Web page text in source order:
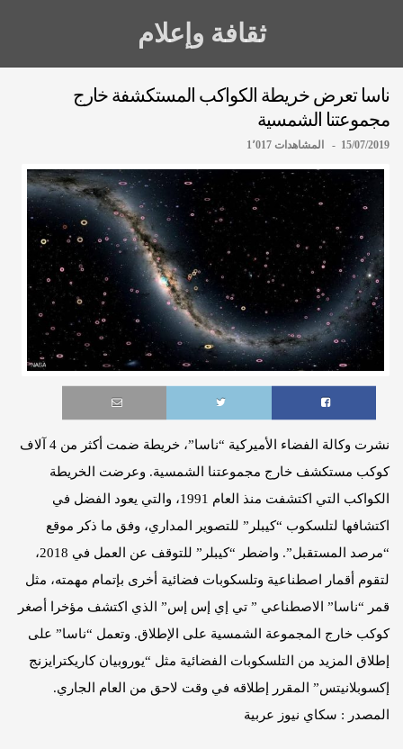
ثقافة وإعلام
ناسا تعرض خريطة الكواكب المستكشفة خارج
مجموعتنا الشمسية
15/07/2019 - المشاهدات 1٬017
نشرت وكالة الفضاء الأميركية “ناسا”، خريطة ضمت أكثر من 4 آلاف
كوكب مستكشف خارج مجموعتنا الشمسية. وعرضت الخريطة
الكواكب التي اكتشفت منذ العام 1991، والتي يعود الفضل في
اكتشافها لتلسكوب “كيبلر” للتصوير المداري، وفق ما ذكر موقع
“مرصد المستقبل”. واضطر “كيبلر” للتوقف عن العمل في 2018،
لتقوم أقمار اصطناعية وتلسكوبات فضائية أخرى بإتمام مهمته، مثل
قمر “ناسا” الاصطناعي ” تي إي إس إس” الذي اكتشف مؤخرا أصغر
كوكب خارج المجموعة الشمسية على الإطلاق. وتعمل “ناسا” على
إطلاق المزيد من التلسكوبات الفضائية مثل “يوروبيان كاريكترايزنج
إكسوبلانيتس” المقرر إطلاقه في وقت لاحق من العام الجاري.
المصدر : سكاي نيوز عربية